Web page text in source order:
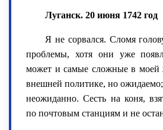
Луганск. 20 июня 1742 год
Я не сорвался. Сломя
проблемы, хотя они уже
может и самые сложные в
внешней политике, но
неожиданно. Сесть на коня,
по почтовым станциям и не